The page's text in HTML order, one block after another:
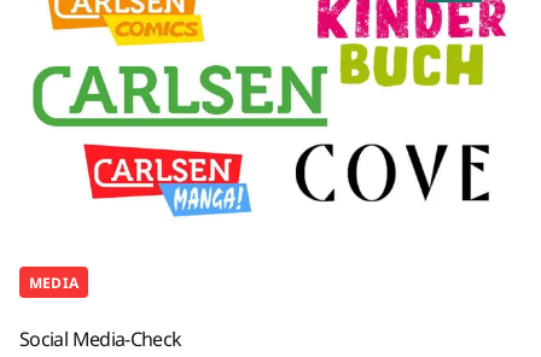
MEDIA
Social Media-Check